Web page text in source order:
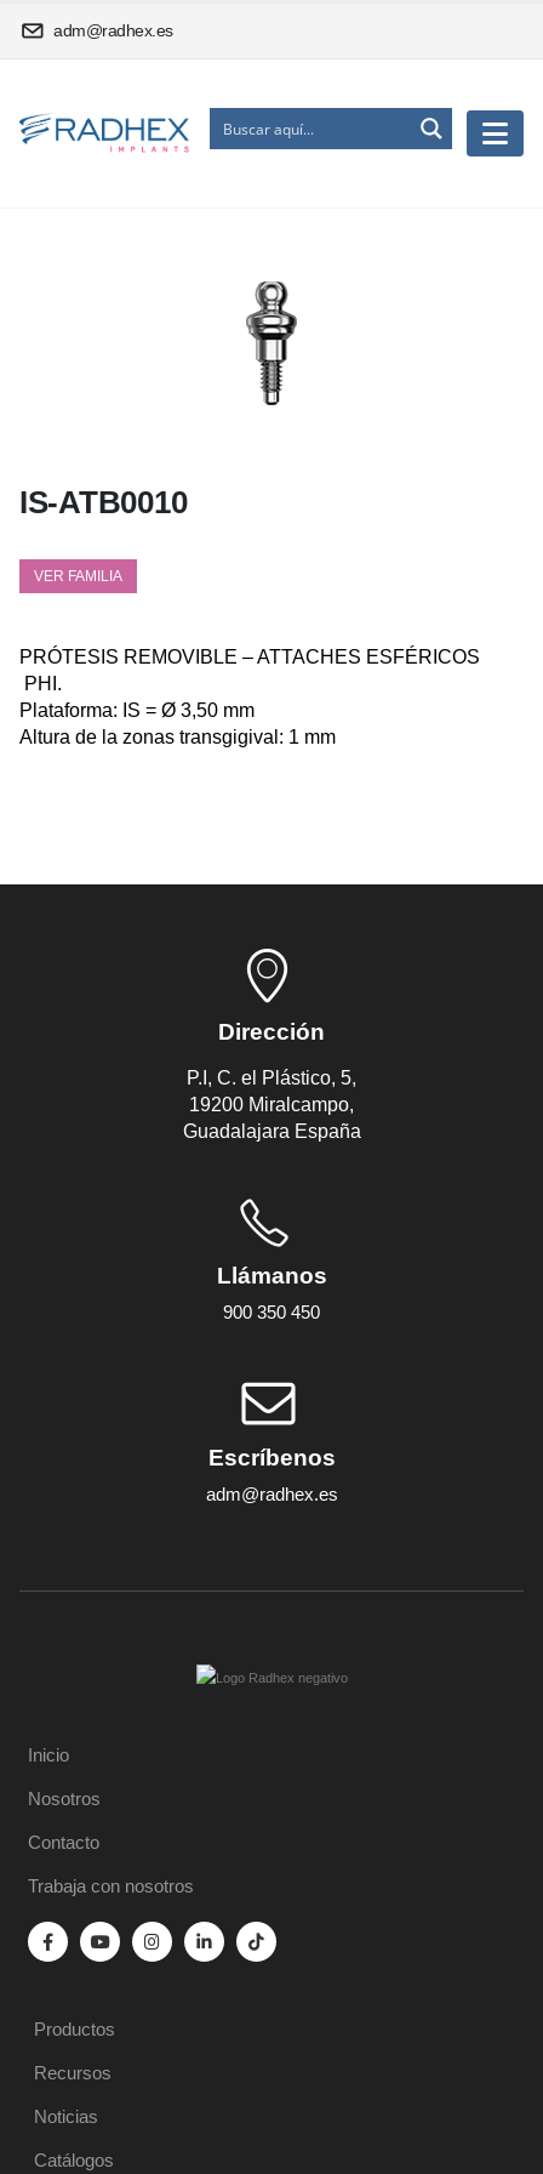
adm@radhex.es
IS-ATB0010
VER FAMILIA
PRÓTESIS REMOVIBLE – ATTACHES ESFÉRICOS
PHI.
Plataforma: IS = Ø 3,50 mm
Altura de la zonas transgigival: 1 mm
Dirección
P.I, C. el Plástico, 5,
19200 Miralcampo,
Guadalajara España
Llámanos
900 350 450
Escríbenos
adm@radhex.es
Inicio
Nosotros
Contacto
Trabaja con nosotros
Productos
Recursos
Noticias
Catálogos